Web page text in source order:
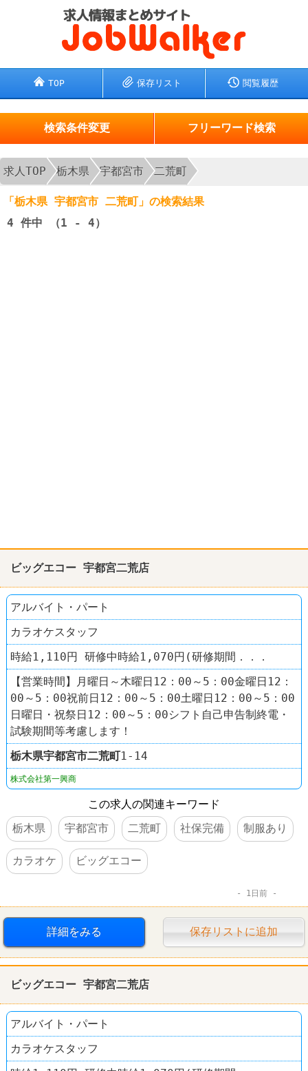
TOP 保存リスト 閲覧履歴
検索条件変更 フリーワード検索
求人TOP 栃木県 宇都宮市 二荒町
「栃木県 宇都宮市 二荒町」の検索結果
4 件中 （1 - 4）
ビッグエコー 宇都宮二荒店
アルバイト・パート
カラオケスタッフ
時給1,110円 研修中時給1,070円(研修期間．．．
【営業時間】月曜日～木曜日12：00～5：00金曜日12：
00～5：00祝前日12：00～5：00土曜日12：00～5：00
日曜日・祝祭日12：00～5：00シフト自己申告制終電・
試験期間等考慮します！
栃木県宇都宮市二荒町1-14
株式会社第一興商
この求人の関連キーワード
栃木県
宇都宮市 二荒町 社保完備 制服あり
カラオケ ビッグエコー
1日前
詳細をみる 保存リストに追加
ビッグエコー 宇都宮二荒店
アルバイト・パート
カラオケスタッフ